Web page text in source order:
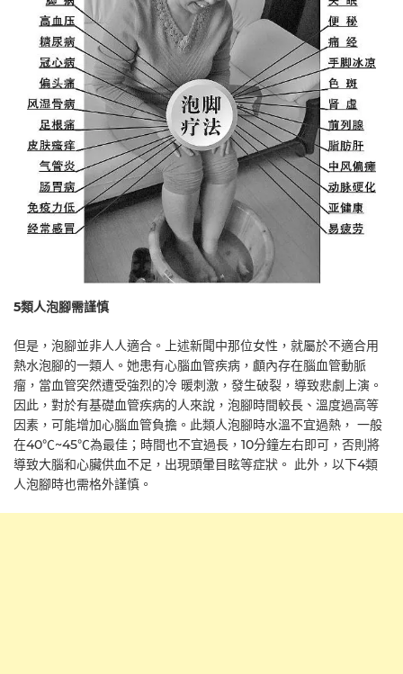
5類人泡腳需謹慎
但是，泡腳並非人人適合。上述新聞中那位女性，就屬於不適合用
熱水泡腳的一類人。她患有心腦血管疾病，顱內存在腦血管動脈
瘤，當血管突然遭受強烈的冷 暖刺激，發生破裂，導致悲劇上演。
因此，對於有基礎血管疾病的人來說，泡腳時間較長、溫度過高等
因素，可能增加心腦血管負擔。此類人泡腳時水溫不宜過熱， 一般
在40℃~45℃為最佳；時間也不宜過長，10分鐘左右即可，否則將
導致大腦和心臟供血不足，出現頭暈目眩等症狀。 此外，以下4類
人泡腳時也需格外謹慎。